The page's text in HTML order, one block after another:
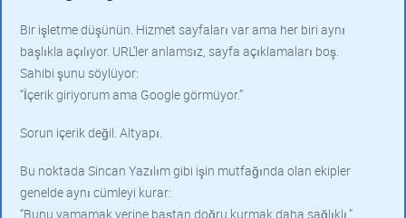
Bir işletme düşünün. Hizmet sayfaları var ama her biri aynı
başlıkla açılıyor. URL’ler anlamsız, sayfa açıklamaları boş.
Sahibi şunu söylüyor:
“İçerik giriyorum ama Google görmüyor.”
Sorun içerik değil. Altyapı.
Bu noktada Sincan Yazılım gibi işin mutfağında olan ekipler
genelde aynı cümleyi kurar:
“Bunu yamamak yerine baştan doğru kurmak daha sağlıklı.”